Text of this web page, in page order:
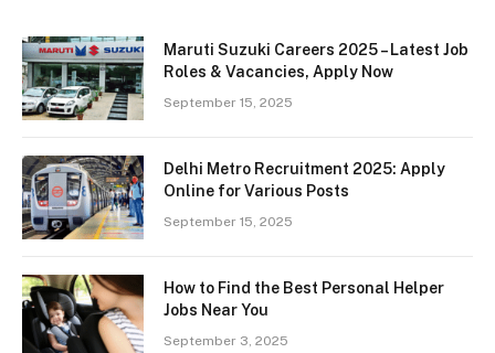
Maruti Suzuki Careers 2025 – Latest Job
Roles & Vacancies, Apply Now
September 15, 2025
Delhi Metro Recruitment 2025: Apply
Online for Various Posts
September 15, 2025
How to Find the Best Personal Helper
Jobs Near You
September 3, 2025